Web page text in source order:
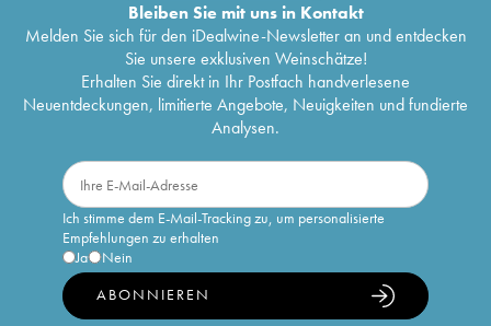
Bleiben Sie mit uns in Kontakt
Melden Sie sich für den iDealwine-Newsletter an und entdecken
Sie unsere exklusiven Weinschätze!
Erhalten Sie direkt in Ihr Postfach handverlesene
Neuentdeckungen, limitierte Angebote, Neuigkeiten und fundierte
Analysen.
Ich stimme dem E-Mail-Tracking zu, um personalisierte
Empfehlungen zu erhalten
Ja
Nein
ABONNIEREN